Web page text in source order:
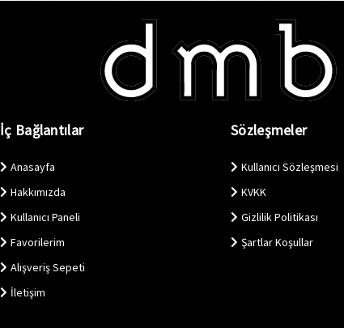
İç Bağlantılar
Anasayfa
Hakkımızda
Kullanıcı Paneli
Favorilerim
Alışveriş Sepeti
İletişim
Sözleşmeler
Kullanıcı Sözleşmesi
KVKK
Gizlilik Politikası
Şartlar Koşullar